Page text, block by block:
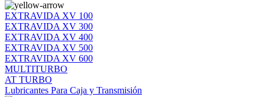
EXTRAVIDA XV 100
EXTRAVIDA XV 300
EXTRAVIDA XV 400
EXTRAVIDA XV 500
EXTRAVIDA XV 600
MULTITURBO
AT TURBO
Lubricantes Para Caja y Transmisión